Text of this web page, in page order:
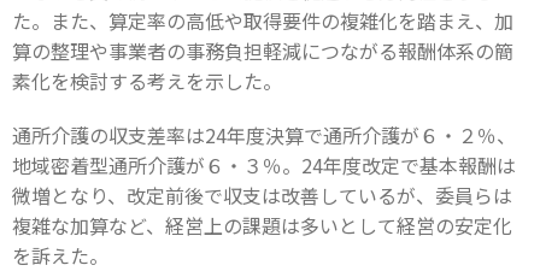
た。また、算定率の高低や取得要件の複雑化を踏まえ、加
算の整理や事業者の事務負担軽減につながる報酬体系の簡
素化を検討する考えを示した。
通所介護の収支差率は24年度決算で通所介護が６・２％、
地域密着型通所介護が６・３％。24年度改定で基本報酬は
微増となり、改定前後で収支は改善しているが、委員らは
複雑な加算など、経営上の課題は多いとして経営の安定化
を訴えた。